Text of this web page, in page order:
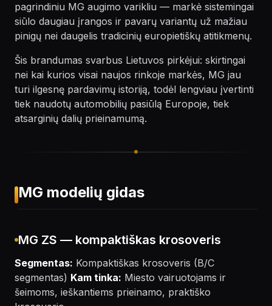
pagrindiniu MG augimo varikliu — markė sistemingai
siūlo daugiau įrangos ir pavarų variantų už mažiau
pinigų nei daugelis tradicinių europietiškų atitikmenų.
Šis brandumas svarbus Lietuvos pirkėjui: skirtingai
nei kai kurios visai naujos rinkoje markės, MG jau
turi ilgesnę pardavimų istoriją, todėl lengviau įvertinti
tiek naudotų automobilių pasiūlą Europoje, tiek
atsarginių dalių prieinamumą.
MG modelių gidas
MG ZS — kompaktiškas krosoveris
Segmentas: Kompaktiškas krosoveris (B/C
segmentas) Kam tinka: Miesto vairuotojams ir
šeimoms, ieškantiems prieinamo, praktiško